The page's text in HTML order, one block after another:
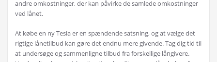
andre omkostninger, der kan påvirke de samlede omkostninger
ved lånet.
At købe en ny Tesla er en spændende satsning, og at vælge det
rigtige lånetilbud kan gøre det endnu mere givende. Tag dig tid til
at undersøge og sammenligne tilbud fra forskellige långivere.